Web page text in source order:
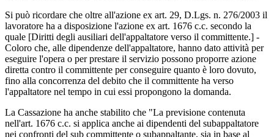
Si può ricordare che oltre all'azione ex art. 29, D.Lgs. n. 276/2003 il
lavoratore ha a disposizione l'azione ex art. 1676 c.c. secondo la
quale [Diritti degli ausiliari dell'appaltatore verso il committente.] -
Coloro che, alle dipendenze dell'appaltatore, hanno dato attività per
eseguire l'opera o per prestare il servizio possono proporre azione
diretta contro il committente per conseguire quanto è loro dovuto,
fino alla concorrenza del debito che il committente ha verso
l'appaltatore nel tempo in cui essi propongono la domanda.
La Cassazione ha anche stabilito che "La previsione contenuta
nell'art. 1676 c.c. si applica anche ai dipendenti del subappaltatore
nei confronti del sub committente o subappaltante, sia in base al